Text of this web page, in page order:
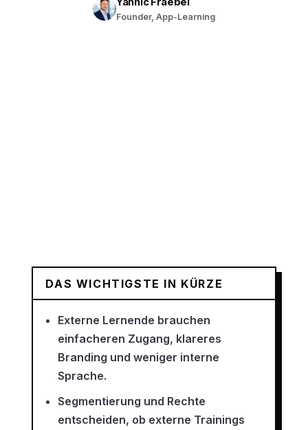
Founder, App-Learning
DAS WICHTIGSTE IN KÜRZE
Externe Lernende brauchen
einfacheren Zugang, klareres
Branding und weniger interne
Sprache.
Segmentierung und Rechte
entscheiden, ob externe Trainings